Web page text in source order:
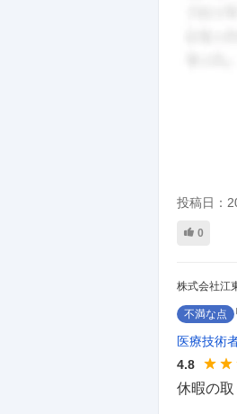
投稿日：
0
株式会社江
不満な点
医療技術
4.8
休暇の